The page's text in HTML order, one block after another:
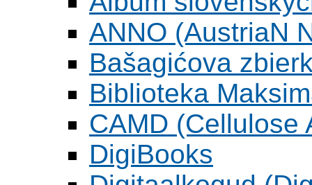
ANNO (AustriaN
Bašagićova
Biblioteka
CAMD (Cellulose
DigiBooks